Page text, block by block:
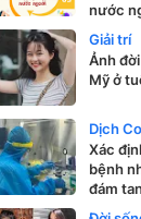
nước
Giải trí
Ảnh
Mỹ ở
Dịch
Xác
bệnh
đám